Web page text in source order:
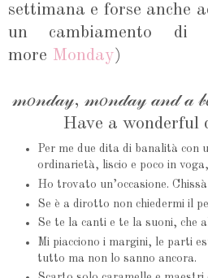
settimana e forse anche
un cambiamento di
more Monday)
𝓂𝑜𝓃𝒹𝒶𝓎, 𝓂𝑜𝓃𝒹𝒶𝓎 𝒶𝓃𝒹 𝒶
Have a wonderful
Per me due dita di banalità con
ordinarietà, liscio e poco in
Ho trovato un’occasione.
Se è a dirotto non chiedermi il
Se te la canti e te la suoni, che
Mi piacciono i margini, le parti
tutto ma non lo sanno ancora.